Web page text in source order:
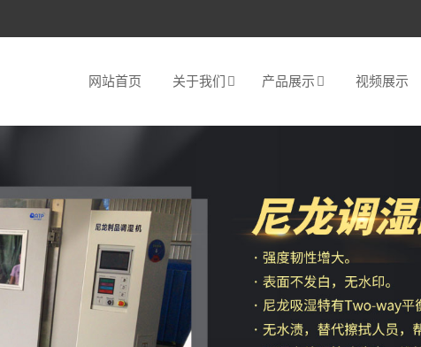
网站首页 关于我们 产品展示 视频展示